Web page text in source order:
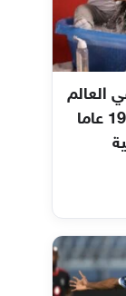
العالم
من صورة تحميم قبل 19 عاما